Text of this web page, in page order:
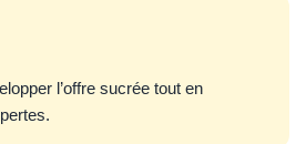
l’offre sucrée tout en